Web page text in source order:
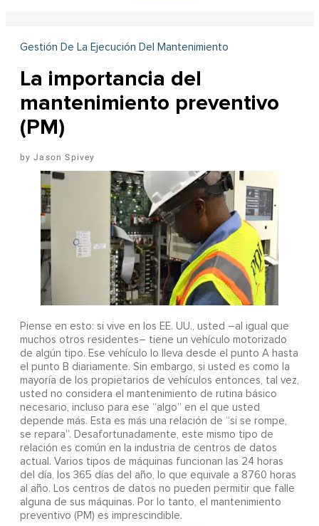
Gestión De La Ejecución Del Mantenimiento
La importancia del
mantenimiento preventivo
(PM)
Jason Spivey
Piense en esto: si vive en los EE. UU., usted –al igual que
muchos otros residentes– tiene un vehículo motorizado
de algún tipo. Ese vehículo lo lleva desde el punto A hasta
el punto B diariamente. Sin embargo, si usted es como la
mayoría de los propietarios de vehículos entonces, tal vez,
usted no considera el mantenimiento de rutina básico
necesario, incluso para ese “algo” en el que usted
depende más. Esta es más una relación de “si se rompe,
se repara”. Desafortunadamente, este mismo tipo de
relación es común en la industria de centros de datos
actual. Varios tipos de máquinas funcionan las 24 horas
del día, los 365 días del año, lo que equivale a 8760 horas
al año. Los centros de datos no pueden permitir que falle
alguna de sus máquinas. Por lo tanto, el mantenimiento
preventivo (PM) es imprescindible.